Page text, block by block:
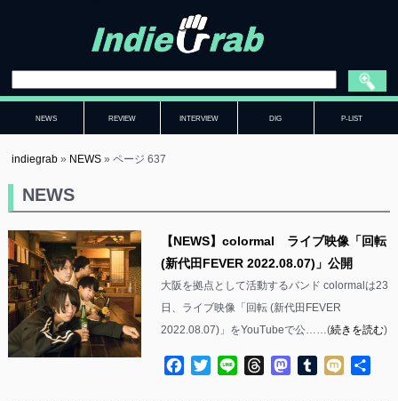
NEWS REVIEW INTERVIEW DIG P-LIST
indiegrab » NEWS »ページ 637
NEWS
【NEWS】colormal ライブ映像「回転
(新代田FEVER 2022.08.07)」公開
大阪を拠点として活動するバンド colormalは23
日、ライブ映像「回転 (新代田FEVER
2022.08.07)」をYouTubeで公……(続きを読む)
Facebook
TwitterLine ThreadsMastodon
Tumblr
Mixi